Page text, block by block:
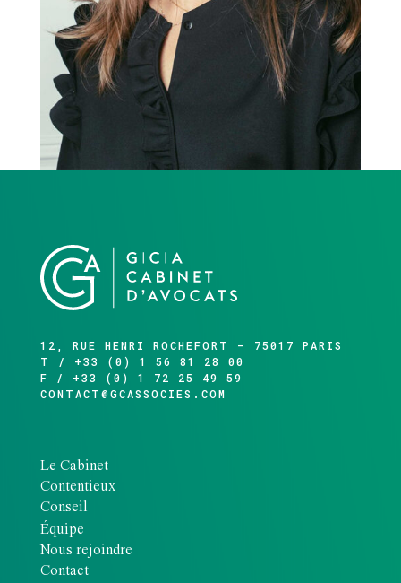
12, RUE HENRI ROCHEFORT – 75017 PARIS
T / +33 (0) 1 56 81 28 00
F / +33 (0) 1 72 25 49 59
CONTACT@GCASSOCIES.COM
Le Cabinet
Contentieux
Conseil
Équipe
Nous rejoindre
Contact